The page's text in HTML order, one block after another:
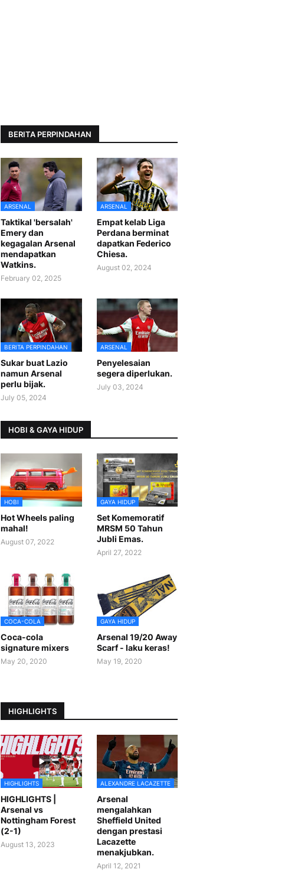
BERITA PERPINDAHAN
ARSENAL
Taktikal 'bersalah'
Emery dan
kegagalan Arsenal
mendapatkan
Watkins.
February 02, 2025
ARSENAL
Empat kelab Liga
Perdana berminat
dapatkan Federico
Chiesa.
August 02, 2024
BERITA PERPINDAHAN
Sukar buat Lazio
namun Arsenal
perlu bijak.
July 05, 2024
ARSENAL
Penyelesaian
segera diperlukan.
July 03, 2024
HOBI & GAYA HIDUP
HOBI
Hot Wheels paling
mahal!
August 07, 2022
GAYA HIDUP
Set Komemoratif
MRSM 50 Tahun
Jubli Emas.
April 27, 2022
COCA-COLA
Coca-cola
signature mixers
May 20, 2020
GAYA HIDUP
Arsenal 19/20 Away
Scarf - laku keras!
May 19, 2020
HIGHLIGHTS
HIGHLIGHTS
HIGHLIGHTS |
Arsenal vs
Nottingham Forest
(2-1)
August 13, 2023
ALEXANDRE LACAZETTE
Arsenal
mengalahkan
Sheffield United
dengan prestasi
Lacazette
menakjubkan.
April 12, 2021